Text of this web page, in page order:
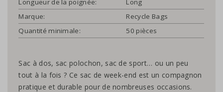
Longueur de la poignée:
Long
Marque:
Recycle Bags
Quantité minimale:
50 pièces
Sac à dos, sac polochon, sac de sport… ou un peu
tout à la fois ? Ce sac de week-end est un compagnon
pratique et durable pour de nombreuses occasions.